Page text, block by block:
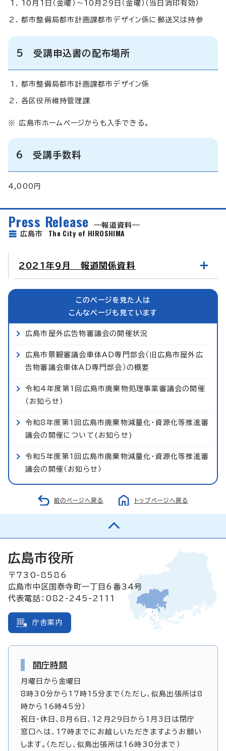
10月1日（金曜）～10月29日（金曜）（当日消印有効）
都市整備局都市計画課都市デザイン係に郵送又は持参
5 受講申込書の配布場所
都市整備局都市計画課都市デザイン係
各区役所維持管理課
※ 広島市ホームページからも入手できる。
6 受講手数料
4,000円
Press Release
報道資料
広島市 The City of HIROSHIMA
2021年9月 報道関係資料
このページを見た人は
こんなページも見ています
広島市屋外広告物審議会の開催状況
広島市景観審議会車体AD専門部会（旧広島市屋外広
告物審議会車体AD専門部会）の概要
令和4年度第1回広島市廃棄物処理事業審議会の開催
（お知らせ）
令和8年度第1回広島市廃棄物減量化・資源化等推進審
議会の開催について(お知らせ)
令和5年度第1回広島市廃棄物減量化・資源化等推進審
議会の開催（お知らせ）
前のページへ戻る トップページへ戻る
広島市役所
〒730-8586
広島市中区国泰寺町一丁目6番34号
代表電話：082-245-2111
庁舎案内
開庁時間
月曜日から金曜日
8時30分から17時15分まで（ただし、似島出張所は8
時から16時45分）
祝日・休日、8月6日、12月29日から1月3日は閉庁
窓口へは、17時までにお越しいただきますようお願い
します。（ただし、似島出張所は16時30分まで）